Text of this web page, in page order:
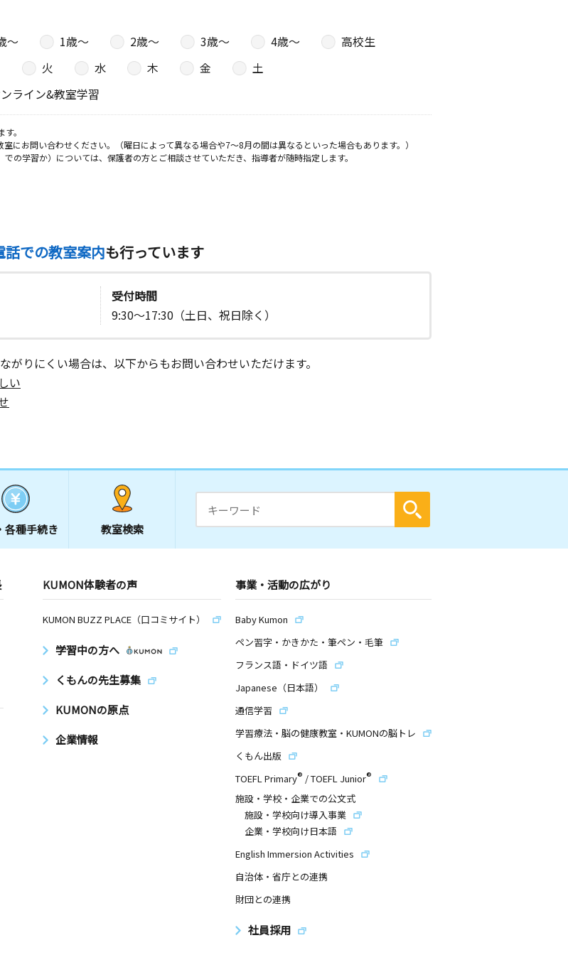
〜 1歳〜 2歳〜 3歳〜 4歳〜
高校生
火 水 木 金
土
ライン&教室学習
。
にお問い合わせください。（曜日によって異なる場合や7～8月の間は異なるといった場合もあります。）
の学習か）については、保護者の方とご相談させていただき、指導者が随時指定します。
話での教室案内も行っています
受付時間
9:30～17:30（土日、祝日除く）
がりにくい場合は、以下からもお問い合わせいただけます。
い
各種手続き 教室検索
KUMON体験者の声
KUMON BUZZ PLACE（口コミサイト）
学習中の方へ
くもんの先生募集
KUMONの原点
企業情報
事業・活動の広がり
Baby Kumon
ペン習字・かきかた・筆ペン・毛筆
フランス語・ドイツ語
Japanese（日本語）
通信学習
学習療法・脳の健康教室・KUMONの脳トレ
くもん出版
TOEFL Primary® /TOEFL Junior®
施設・学校・企業での公文式
施設・学校向け導入事業
企業・学校向け日本語
English Immersion Activities
自治体・省庁との連携
財団との連携
社員採用